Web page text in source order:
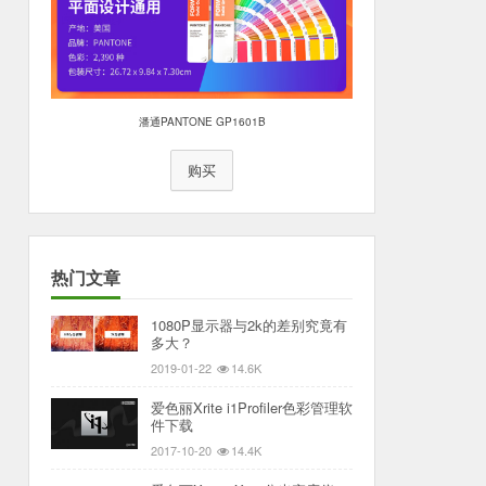
潘通PANTONE GP1601B
购买
热门文章
1080P显示器与2k的差别究竟有
多大？
2019-01-22 14.6K
爱色丽Xrite i1Profiler色彩管理软
件下载
2017-10-20 14.4K